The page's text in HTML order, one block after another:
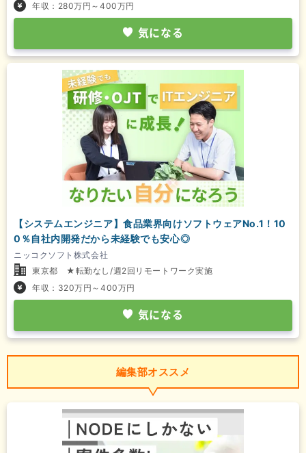
年収：280万円～400万円
気になる
【システムエンジニア】食品業界向けソフトウェアNo.1！10
0％自社内開発だから未経験でも安心◎
ニッコクソフト株式会社
東京都 ★転勤なし/週2回リモートワーク実施
年収：320万円～400万円
気になる
編集部オススメ